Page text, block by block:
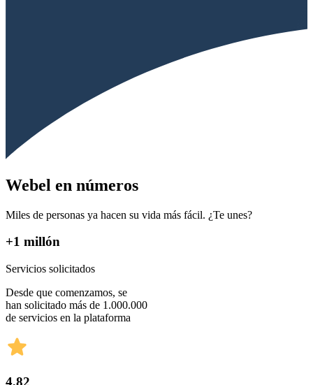
Webel en números
Miles de personas ya hacen su vida más fácil. ¿Te unes?
+1 millón
Servicios solicitados
Desde que comenzamos, se
han solicitado más de 1.000.000
de servicios en la plataforma
4,82